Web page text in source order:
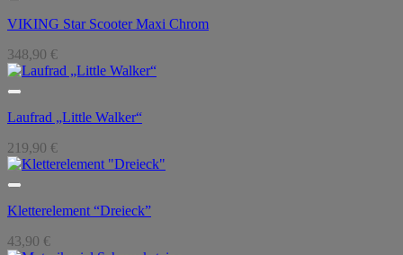
VIKING Star Scooter Maxi Chrom
348,90 €
Laufrad „Little Walker“
219,90 €
Kletterelement “Dreieck”
43,90 €